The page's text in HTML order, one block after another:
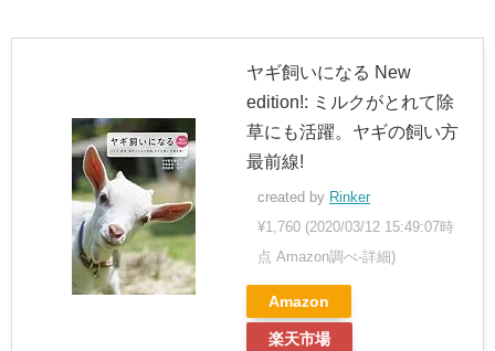
ヤギ飼いになる New
edition!: ミルクがとれて除
草にも活躍。ヤギの飼い方
最前線!
created by Rinker
¥1,760 (2020/03/12 15:49:07時
点 Amazon調べ-詳細)
Amazon
楽天市場